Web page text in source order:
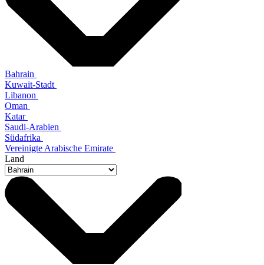
Bahrain
Kuwait-Stadt
Libanon
Oman
Katar
Saudi-Arabien
Südafrika
Vereinigte Arabische Emirate
Land